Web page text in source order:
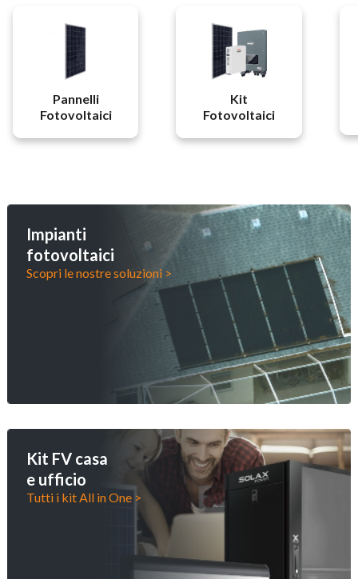
Pannelli
Fotovoltaici
Kit
Fotovoltaici
Impianti
fotovoltaici
Scopri le nostre soluzioni >
Kit FV casa
e ufficio
Tutti i kit All in One >